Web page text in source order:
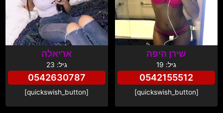
שירן היפה
גיל: 19
0542155512
[quickswish_button]
אריאלה
גיל: 23
0542630787
[quickswish_button]